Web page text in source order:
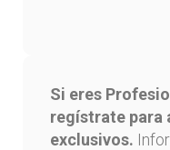
Si eres
regístrate para
exclusivos.